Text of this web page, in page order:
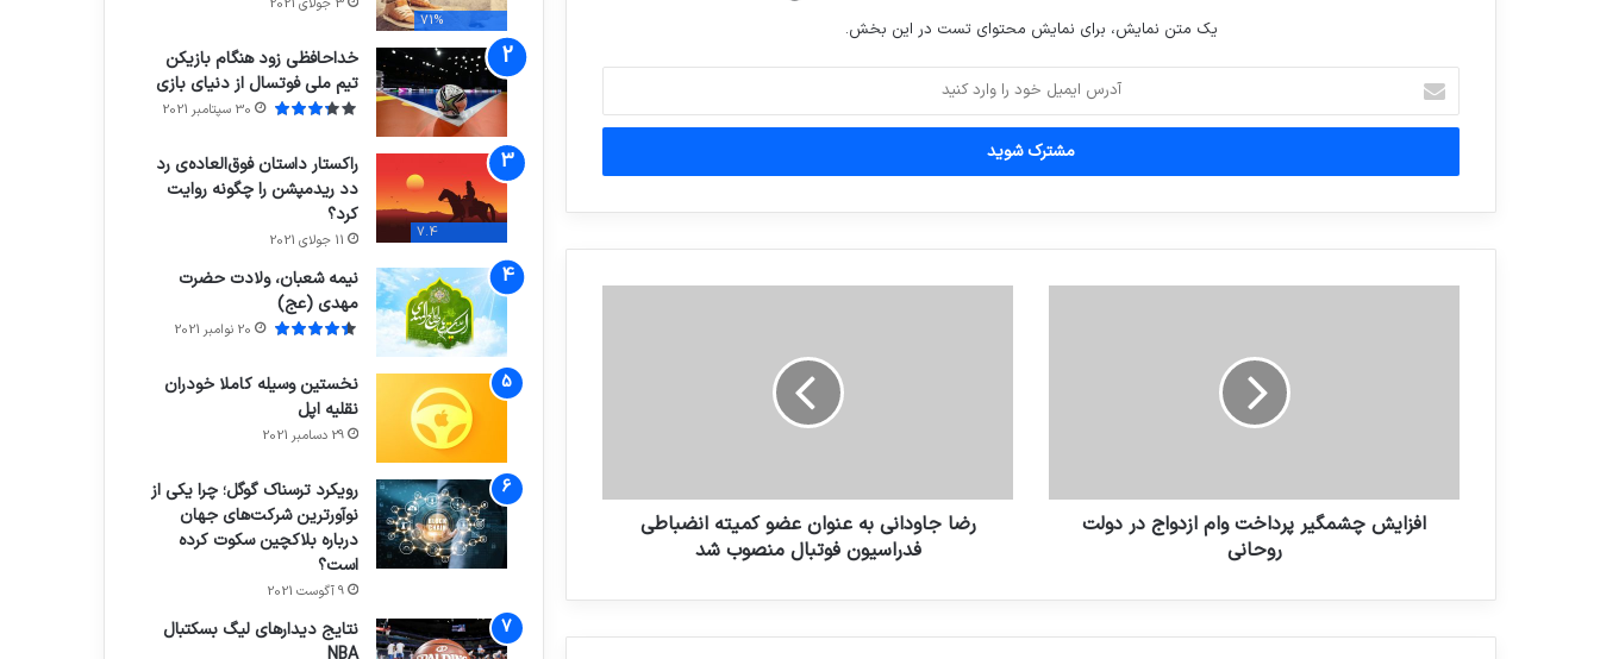
شرکت امنیتی آواست در مورد تروجانی که
انتقاد وزیر ارتباطات از فروش فیلترشکن
یک متن نمایش، برای نمایش محتوای تست در این بخش.
آدرس
ایمیل
خود
وارد
افزایش چشمگیر پرداخت وام ازدواج در دولت
روحانی
رضا جاودانی به عنوان عضو کمیته انضباطی
فدراسیون فوتبال منصوب شد
71%
3 جولای 2021
خداحافظی زود هنگام بازیکن
تیم ملی فوتسال از دنیای بازی
30 سپتامبر 2021
7.4
راکستار داستان فوق‌العاده‌ی رد
دد ریدمپشن را چگونه روایت
کرد؟
11 جولای 2021
نیمه شعبان، ولادت حضرت
مهدی (عج)
20 نوامبر 2021
نخستین وسیله کاملا خودران
نقلیه اپل
29 دسامبر 2021
رویکرد ترسناک گوگل؛ چرا یکی از
نوآورترین شرکت‌های جهان
درباره بلاکچین سکوت کرده
است؟
9 آگوست 2021
نتایج دیدار‌های لیگ بسکتبال